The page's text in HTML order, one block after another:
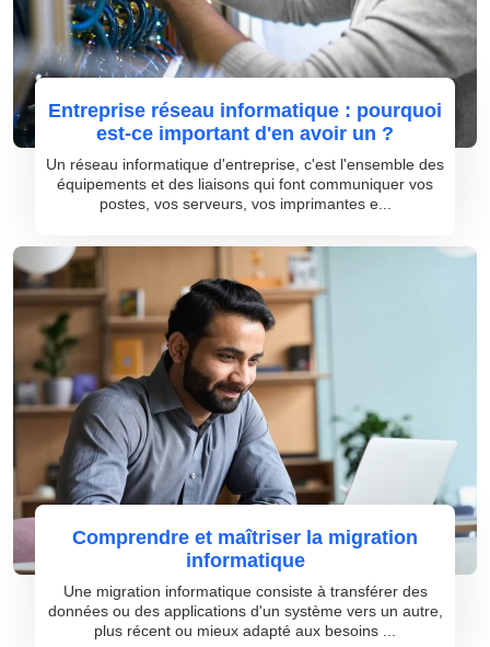
Entreprise réseau informatique : pourquoi
est-ce important d'en avoir un ?
Un réseau informatique d'entreprise, c'est l'ensemble des
équipements et des liaisons qui font communiquer vos
postes, vos serveurs, vos imprimantes e...
Comprendre et maîtriser la migration
informatique
Une migration informatique consiste à transférer des
données ou des applications d'un système vers un autre,
plus récent ou mieux adapté aux besoins ...